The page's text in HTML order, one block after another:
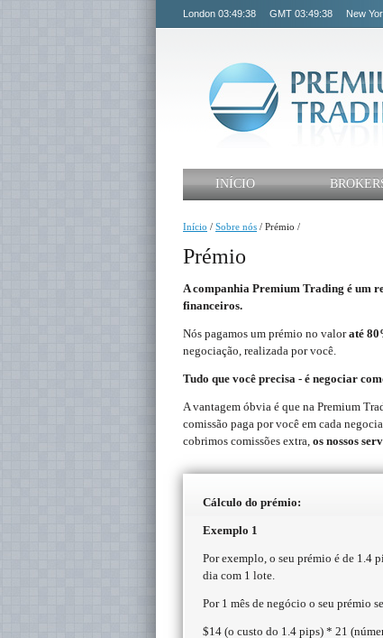
London 03:49:38 GMT 03:49:38 New
INÍCIO
Início / Sobre nós / Prémio /
Prémio
A companhia Premium Trading é um
financeiros.
Nós pagamos um prémio no valoraté
negociação, realizada por você.
Tudo que você precisa - é negociar
A vantagem óbvia é que na Premium
comissão paga por você em cada
cobrimos comissões extra, os nossos
Cálculo do prémio:
Exemplo 1
Por exemplo, o seu prémio é de 1.4
dia com 1 lote.
Por 1 mês de negócio o seu prémio
$14 (o custo do 1.4 pips) * 21